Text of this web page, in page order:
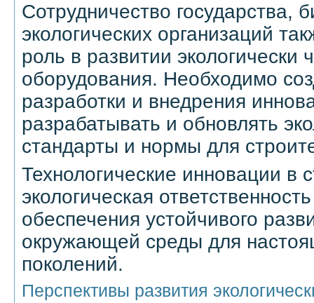
Сотрудничество государства,
экологических организаций
роль в развитии экологически
оборудования. Необходимо
разработки и внедрения
разрабатывать и обновлять
стандарты и нормы для
Технологические инновации в
экологическая
обеспечения устойчивого
окружающей среды для
поколений.
Перспективы развития